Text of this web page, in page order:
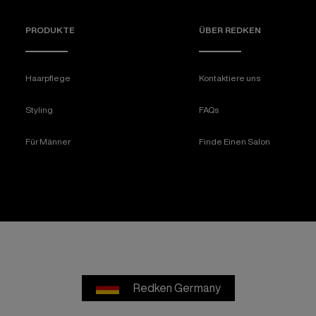
PRODUKTE
Haarpflege
Styling
Für Männer
ÜBER REDKEN​
Kontaktiere uns
FAQs
Finde Einen Salon
Redken Germany